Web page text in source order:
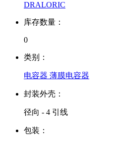
DRALORIC
库存数量：
0
类别：
电容器 薄膜电容器
封装外壳：
径向 - 4 引线
包装：